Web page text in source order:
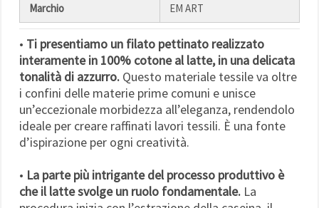
Marchio EM ART
• Ti presentiamo un filato pettinato realizzato
interamente in 100% cotone al latte, in una delicata
tonalità di azzurro. Questo materiale tessile va oltre
i confini delle materie prime comuni e unisce
un’eccezionale morbidezza all’eleganza, rendendolo
ideale per creare raffinati lavori tessili. È una fonte
d’ispirazione per ogni creatività.
• La parte più intrigante del processo produttivo è
che il latte svolge un ruolo fondamentale. La